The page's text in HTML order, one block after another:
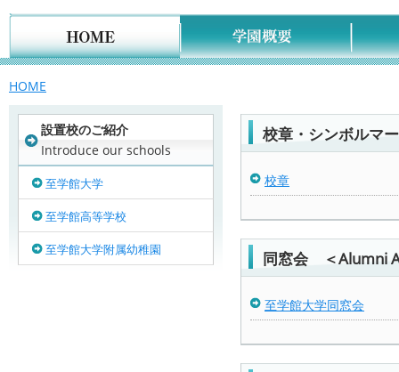
HOME
校章・シンボルマ
校章
同窓会 ＜Alumni
至学館大学同窓会
設置校のご紹介
Introduce our schools
至学館大学
至学館高等学校
至学館大学附属幼稚園